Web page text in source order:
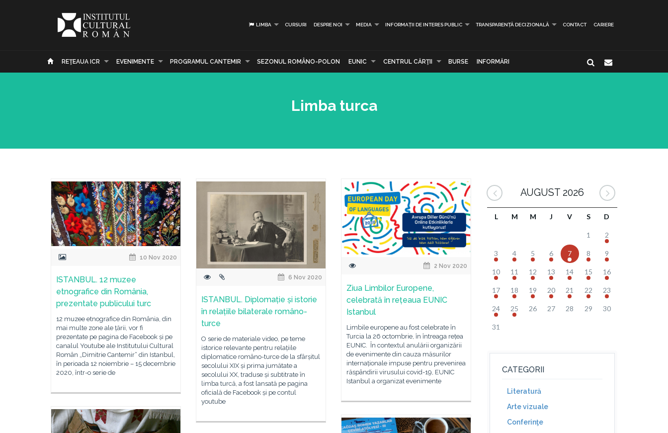
LIMBA CURSURI DESPRE NOI MEDIA INFORMAȚII DE INTERES PUBLIC TRANSPARENȚĂ DECIZIONALĂ CONTACT CARIERE
REŢEAUA ICR EVENIMENTE PROGRAMUL CANTEMIR SEZONUL ROMÂNO-POLON EUNIC CENTRUL CĂRŢII BURSE INFORMĂRI
Limba turca
10 Nov 2020
ISTANBUL. 12 muzee
etnografice din România,
prezentate publicului turc
12 muzee etnografice din România, din
mai multe zone ale țării, vor fi
prezentate pe pagina de Facebook și pe
canalul Youtube ale Institutului Cultural
Român „Dimitrie Cantemir“ din Istanbul,
în perioada 12 noiembrie – 15 decembrie
2020, într-o serie de
6 Nov 2020
ISTANBUL. Diplomație și istorie
în relațiile bilaterale româno-
turce
O serie de materiale video, pe teme
istorice relevante pentru relațiile
diplomatice româno-turce de la sfârșitul
secolului XIX și prima jumătate a
secolului XX, traduse și subtitrate în
limba turcă, a fost lansată pe pagina
oficială de Facebook și pe contul
youtube
2 Nov 2020
Ziua Limbilor Europene,
celebrată în rețeaua EUNIC
Istanbul
Limbile europene au fost celebrate în
Turcia la 26 octombrie, în întreaga rețea
EUNIC. În contextul anulării organizării
de evenimente din cauza măsurilor
internaționale impuse pentru prevenirea
răspândirii virusului covid-19, EUNIC
Istanbul a organizat evenimente
AUGUST 2026
L M M J V S D
1 2
3 4 5 6 7 8 9
10 11 12 13 14 15 16
17 18 19 20 21 22 23
24 25 26 27 28 29 30
31
CATEGORII
Literatură
Arte vizuale
Conferinţe